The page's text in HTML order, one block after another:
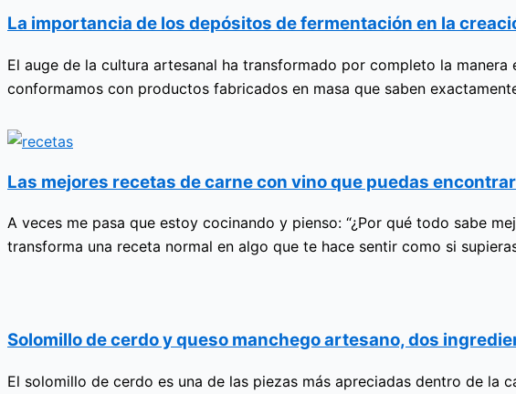
La importancia de los depósitos de fermentación en la
El auge de la cultura artesanal ha transformado por completo la
conformamos con productos fabricados en masa que saben
Las mejores recetas de carne con vino que puedas encontrar
A veces me pasa que estoy cocinando y pienso: “¿Por qué todo sabe
transforma una receta normal en algo que te hace sentir como si
Solomillo de cerdo y queso manchego artesano, dos
El solomillo de cerdo es una de las piezas más apreciadas dentro de